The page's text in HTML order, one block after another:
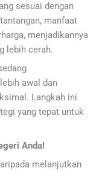
sesuai dengan
manfaat
menjadikannya
lebih cerah.
awal dan
Langkah ini
yang tepat untuk
Anda!
melanjutkan